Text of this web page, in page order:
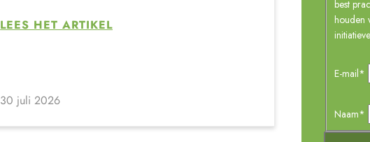
LEES HET ARTIKEL
30 juli 2026